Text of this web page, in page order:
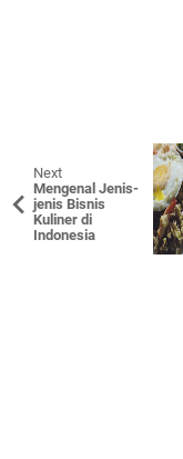
Next
Mengenal Jenis-
jenis Bisnis
Kuliner di
Indonesia